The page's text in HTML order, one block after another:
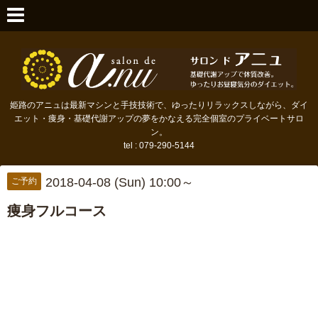
姫路のアニュは最新マシンと手技技術で、ゆったりリラックスしながら、ダイ
エット・痩身・基礎代謝アップの夢をかなえる完全個室のプライベートサロ
ン。
tel : 079-290-5144
ご予約 2018-04-08 (Sun) 10:00～
痩身フルコース